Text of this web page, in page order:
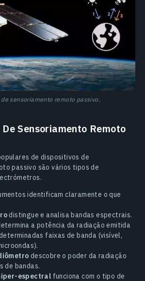
de sensoriamento remoto passivo.
Sensoriamento Remoto
de dispositivos de
passivo são vários tipos de
identificam claramente o que
distingue e analisa bandas espectrais.
a potência da radiação emitida
faixas de banda (visível,
descobre o poder da radiação
de bandas.
espectral funciona com o tipo de